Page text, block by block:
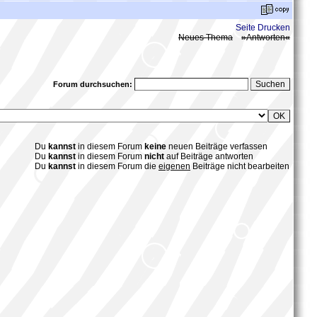
Seite Drucken
Neues Thema
»Antworten«
Forum durchsuchen:
Du kannst in diesem Forum keine neuen Beiträge verfassen
Du kannst in diesem Forum nicht auf Beiträge antworten
Du kannst in diesem Forum die eigenen Beiträge nicht bearbeiten